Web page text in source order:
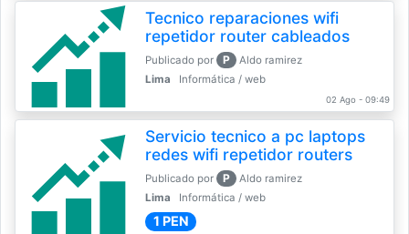
Tecnico reparaciones wifi
repetidor router cableados
Publicado por P
Aldo ramirez
Lima
Informática / web
02 Ago - 09:49
Servicio tecnico a pc laptops
redes wifi repetidor routers
Publicado por P
Aldo ramirez
Lima
Informática / web
1 PEN